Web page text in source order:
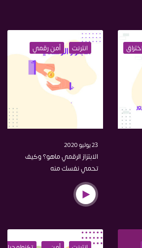
اختراق انترنت أمن رقمي
23 يوليو 2020
الابتزاز الرقمي ماهو؟ وكيف
تحمي نفسك منه